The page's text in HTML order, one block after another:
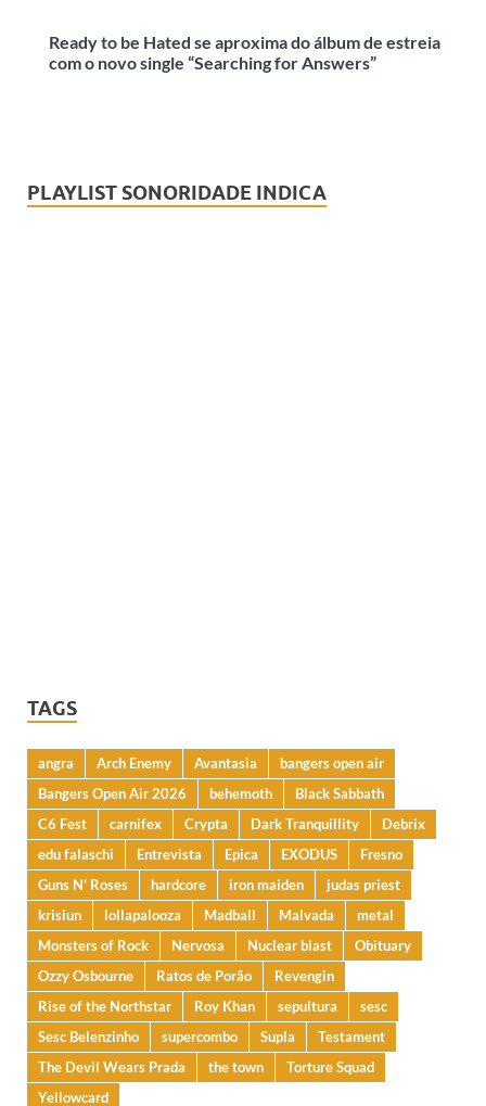
Ready to be Hated se aproxima do álbum de estreia
com o novo single “Searching for Answers”
PLAYLIST SONORIDADE INDICA
TAGS
angra Arch Enemy Avantasia
bangers open air
Bangers Open Air 2026
behemoth
Black Sabbath
C6 Fest
carnifex Crypta Dark Tranquillity
Debrix
edu falaschi
Entrevista Epica EXODUS
Fresno
Guns N' Roses
hardcore iron maiden
judas priest
krisiun
lollapalooza Madball Malvada
metal
Monsters of Rock
Nervosa Nuclear blast
Obituary
Ozzy Osbourne
Ratos de Porão
Revengin
Rise of the Northstar
Roy Khan sepultura
sesc
Sesc Belenzinho
supercombo Supla
Testament
The Devil Wears Prada
the town
Torture Squad
Yellowcard